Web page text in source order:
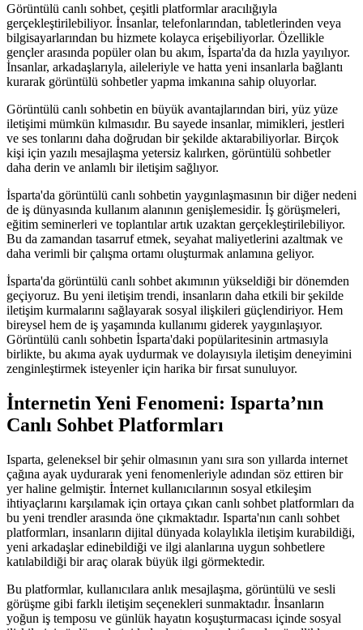
Görüntülü canlı sohbet, çeşitli platformlar aracılığıyla
gerçekleştirilebiliyor. İnsanlar, telefonlarından, tabletlerinden veya
bilgisayarlarından bu hizmete kolayca erişebiliyorlar. Özellikle
gençler arasında popüler olan bu akım, İsparta'da da hızla yayılıyor.
İnsanlar, arkadaşlarıyla, aileleriyle ve hatta yeni insanlarla bağlantı
kurarak görüntülü sohbetler yapma imkanına sahip oluyorlar.
Görüntülü canlı sohbetin en büyük avantajlarından biri, yüz yüze
iletişimi mümkün kılmasıdır. Bu sayede insanlar, mimikleri, jestleri
ve ses tonlarını daha doğrudan bir şekilde aktarabiliyorlar. Birçok
kişi için yazılı mesajlaşma yetersiz kalırken, görüntülü sohbetler
daha derin ve anlamlı bir iletişim sağlıyor.
İsparta'da görüntülü canlı sohbetin yaygınlaşmasının bir diğer nedeni
de iş dünyasında kullanım alanının genişlemesidir. İş görüşmeleri,
eğitim seminerleri ve toplantılar artık uzaktan gerçekleştirilebiliyor.
Bu da zamandan tasarruf etmek, seyahat maliyetlerini azaltmak ve
daha verimli bir çalışma ortamı oluşturmak anlamına geliyor.
İsparta'da görüntülü canlı sohbet akımının yükseldiği bir dönemden
geçiyoruz. Bu yeni iletişim trendi, insanların daha etkili bir şekilde
iletişim kurmalarını sağlayarak sosyal ilişkileri güçlendiriyor. Hem
bireysel hem de iş yaşamında kullanımı giderek yaygınlaşıyor.
Görüntülü canlı sohbetin İsparta'daki popülaritesinin artmasıyla
birlikte, bu akıma ayak uydurmak ve dolayısıyla iletişim deneyimini
zenginleştirmek isteyenler için harika bir fırsat sunuluyor.
İnternetin Yeni Fenomeni: Isparta’nın
Canlı Sohbet Platformları
Isparta, geleneksel bir şehir olmasının yanı sıra son yıllarda internet
çağına ayak uydurarak yeni fenomenleriyle adından söz ettiren bir
yer haline gelmiştir. İnternet kullanıcılarının sosyal etkileşim
ihtiyaçlarını karşılamak için ortaya çıkan canlı sohbet platformları da
bu yeni trendler arasında öne çıkmaktadır. Isparta'nın canlı sohbet
platformları, insanların dijital dünyada kolaylıkla iletişim kurabildiği,
yeni arkadaşlar edinebildiği ve ilgi alanlarına uygun sohbetlere
katılabildiği bir araç olarak büyük ilgi görmektedir.
Bu platformlar, kullanıcılara anlık mesajlaşma, görüntülü ve sesli
görüşme gibi farklı iletişim seçenekleri sunmaktadır. İnsanların
yoğun iş temposu ve günlük hayatın koşuşturmacası içinde sosyal